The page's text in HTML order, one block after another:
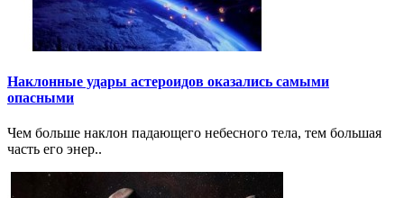
Наклонные удары астероидов оказались самыми
опасными
Чем больше наклон падающего небесного тела, тем большая
часть его энер..